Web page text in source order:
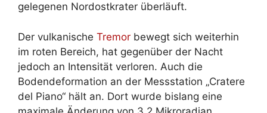
gelegenen Nordostkrater überläuft.
Der vulkanische Tremor bewegt sich weiterhin
im roten Bereich, hat gegenüber der Nacht
jedoch an Intensität verloren. Auch die
Bodendeformation an der Messstation „Cratere
del Piano“ hält an. Dort wurde bislang eine